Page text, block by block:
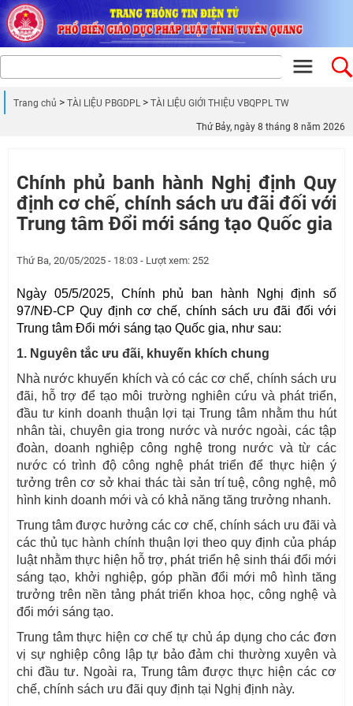
Trang chủ TÀI LIỆU PBGDPL TÀI LIỆU GIỚI THIỆU VBQPPL TW
Thứ Bảy, ngày 8 tháng 8 năm 2026
Chính phủ banh hành Nghị định Quy
định cơ chế, chính sách ưu đãi đối với
Trung tâm Đổi mới sáng tạo Quốc gia
Thứ Ba, 20/05/2025 - 18:03 - Lượt xem: 252
Ngày 05/5/2025, Chính phủ ban hành Nghị định số
97/NĐ-CP Quy định cơ chế, chính sách ưu đãi đối với
Trung tâm Đổi mới sáng tạo Quốc gia, như sau:
1. Nguyên tắc ưu đãi, khuyến khích chung
Nhà nước khuyến khích và có các cơ chế, chính sách ưu
đãi, hỗ trợ để tạo môi trường nghiên cứu và phát triển,
đầu tư kinh doanh thuận lợi tại Trung tâm nhằm thu hút
nhân tài, chuyên gia trong nước và nước ngoài, các tập
đoàn, doanh nghiệp công nghệ trong nước và từ các
nước có trình độ công nghệ phát triển để thực hiện ý
tưởng trên cơ sở khai thác tài sản trí tuệ, công nghệ, mô
hình kinh doanh mới và có khả năng tăng trưởng nhanh.
Trung tâm được hưởng các cơ chế, chính sách ưu đãi và
các thủ tục hành chính thuận lợi theo quy định của pháp
luật nhằm thực hiện hỗ trợ, phát triển hệ sinh thái đổi mới
sáng tạo, khởi nghiệp, góp phần đổi mới mô hình tăng
trưởng trên nền tảng phát triển khoa học, công nghệ và
đổi mới sáng tạo.
Trung tâm thực hiện cơ chế tự chủ áp dụng cho các đơn
vị sự nghiệp công lập tự bảo đảm chi thường xuyên và
chi đầu tư. Ngoài ra, Trung tâm được thực hiện các cơ
chế, chính sách ưu đãi quy định tại Nghị định này.